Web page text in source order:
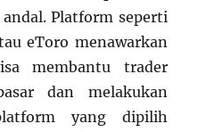
Platform seperti
eToro menawarkan
membantu trader
dan melakukan
yang dipilih